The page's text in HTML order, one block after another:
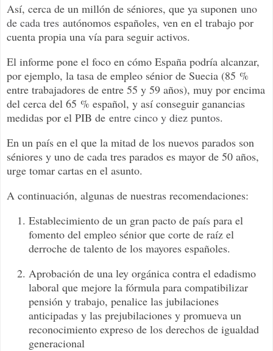
Así, cerca de un millón de séniores, que ya suponen uno
de cada tres autónomos españoles, ven en el trabajo por
cuenta propia una vía para seguir activos.
El informe pone el foco en cómo España podría alcanzar,
por ejemplo, la tasa de empleo sénior de Suecia (85 %
entre trabajadores de entre 55 y 59 años), muy por encima
del cerca del 65 % español, y así conseguir ganancias
medidas por el PIB de entre cinco y diez puntos.
En un país en el que la mitad de los nuevos parados son
séniores y uno de cada tres parados es mayor de 50 años,
urge tomar cartas en el asunto.
A continuación, algunas de nuestras recomendaciones:
Establecimiento de un gran pacto de país para el
fomento del empleo sénior que corte de raíz el
derroche de talento de los mayores españoles.
Aprobación de una ley orgánica contra el edadismo
laboral que mejore la fórmula para compatibilizar
pensión y trabajo, penalice las jubilaciones
anticipadas y las prejubilaciones y promueva un
reconocimiento expreso de los derechos de igualdad
generacional